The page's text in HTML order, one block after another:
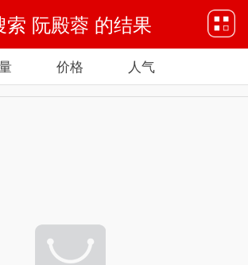
索 阮殿蓉 的结果
价格 人气